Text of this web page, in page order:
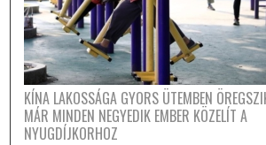
KÍNA LAKOSSÁGA GYORS ÜTEMBEN
MÁR MINDEN NEGYEDIK EMBER KÖZELÍT A
NYUGDÍJKORHOZ